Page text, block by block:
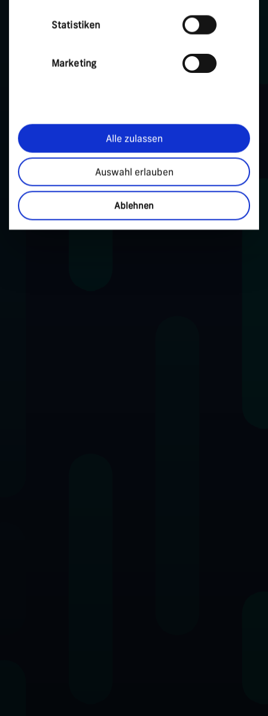
Statistiken
Marketing
Alle zulassen
Auswahl erlauben
Ablehnen